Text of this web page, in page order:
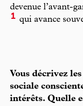
devenue l’avant-
1 qui avance
Vous décrivez
sociale
intérêts. Quelle